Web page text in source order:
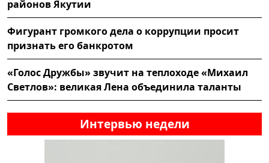
районов Якутии
Фигурант громкого дела о коррупции просит
признать его банкротом
«Голос Дружбы» звучит на теплоходе «Михаил
Светлов»: великая Лена объединила таланты
Интервью недели